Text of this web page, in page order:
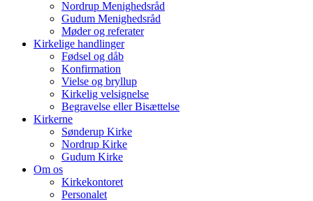
Nordrup Menighedsråd
Gudum Menighedsråd
Møder og referater
Kirkelige handlinger
Fødsel og dåb
Konfirmation
Vielse og bryllup
Kirkelig velsignelse
Begravelse eller Bisættelse
Kirkerne
Sønderup Kirke
Nordrup Kirke
Gudum Kirke
Om os
Kirkekontoret
Personalet